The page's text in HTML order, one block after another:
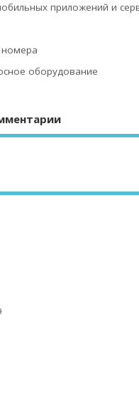
приложений и
оборудование